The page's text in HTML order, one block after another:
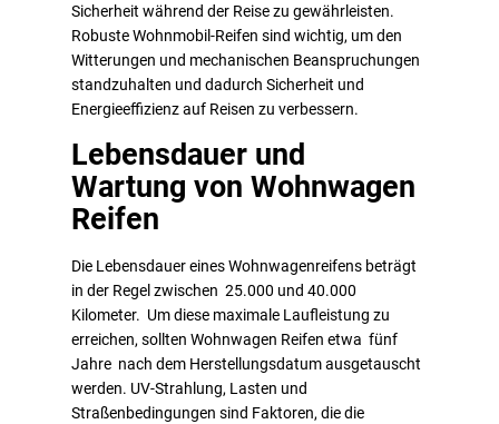
Sicherheit während der Reise zu gewährleisten.
Robuste Wohnmobil-Reifen sind wichtig, um den
Witterungen und mechanischen Beanspruchungen
standzuhalten und dadurch Sicherheit und
Energieeffizienz auf Reisen zu verbessern.
Lebensdauer und
Wartung von Wohnwagen
Reifen
Die Lebensdauer eines Wohnwagenreifens beträgt
in der Regel zwischen 25.000 und 40.000
Kilometer. Um diese maximale Laufleistung zu
erreichen, sollten Wohnwagen Reifen etwa fünf
Jahre nach dem Herstellungsdatum ausgetauscht
werden. UV-Strahlung, Lasten und
Straßenbedingungen sind Faktoren, die die